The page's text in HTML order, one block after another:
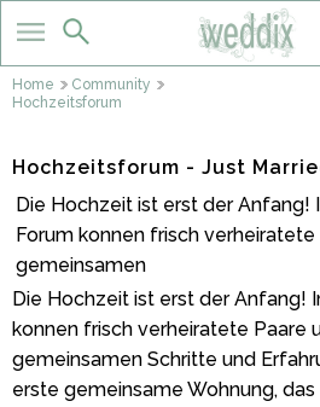
Home
Community
Hochzeitsforum
Hochzeitsforum - Just
Die Hochzeit ist erst der Anfang!
Forum konnen frisch
gemeinsamen
Die Hochzeit ist erst der Anfang!
konnen frisch verheiratete Paare
gemeinsamen Schritte und
erste gemeinsame Wohnung,